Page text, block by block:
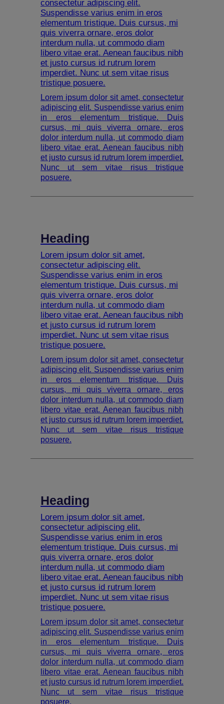
consectetur adipiscing elit.
Suspendisse varius enim in eros
elementum tristique. Duis cursus, mi
quis viverra ornare, eros dolor
interdum nulla, ut commodo diam
libero vitae erat. Aenean faucibus nibh
et justo cursus id rutrum lorem
imperdiet. Nunc ut sem vitae risus
tristique posuere.
Lorem ipsum dolor sit amet, consectetur
adipiscing elit. Suspendisse varius enim
in eros elementum tristique. Duis
cursus, mi quis viverra ornare, eros
dolor interdum nulla, ut commodo diam
libero vitae erat. Aenean faucibus nibh
et justo cursus id rutrum lorem imperdiet.
Nunc ut sem vitae risus tristique
posuere.
Heading
Lorem ipsum dolor sit amet,
consectetur adipiscing elit.
Suspendisse varius enim in eros
elementum tristique. Duis cursus, mi
quis viverra ornare, eros dolor
interdum nulla, ut commodo diam
libero vitae erat. Aenean faucibus nibh
et justo cursus id rutrum lorem
imperdiet. Nunc ut sem vitae risus
tristique posuere.
Lorem ipsum dolor sit amet, consectetur
adipiscing elit. Suspendisse varius enim
in eros elementum tristique. Duis
cursus, mi quis viverra ornare, eros
dolor interdum nulla, ut commodo diam
libero vitae erat. Aenean faucibus nibh
et justo cursus id rutrum lorem imperdiet.
Nunc ut sem vitae risus tristique
posuere.
Heading
Lorem ipsum dolor sit amet,
consectetur adipiscing elit.
Suspendisse varius enim in eros
elementum tristique. Duis cursus, mi
quis viverra ornare, eros dolor
interdum nulla, ut commodo diam
libero vitae erat. Aenean faucibus nibh
et justo cursus id rutrum lorem
imperdiet. Nunc ut sem vitae risus
tristique posuere.
Lorem ipsum dolor sit amet, consectetur
adipiscing elit. Suspendisse varius enim
in eros elementum tristique. Duis
cursus, mi quis viverra ornare, eros
dolor interdum nulla, ut commodo diam
libero vitae erat. Aenean faucibus nibh
et justo cursus id rutrum lorem imperdiet.
Nunc ut sem vitae risus tristique
posuere.